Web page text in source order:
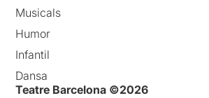
Musicals
Humor
Infantil
Dansa
Teatre Barcelona ©2026